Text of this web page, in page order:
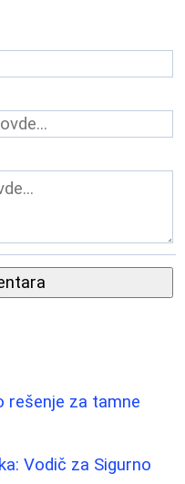
rešenje za tamne
Vodič za Sigurno